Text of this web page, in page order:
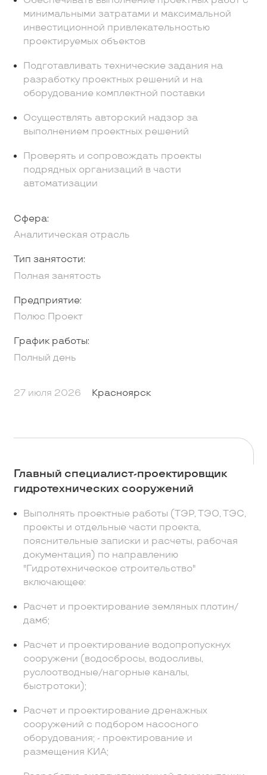
минимальными затратами и максимальной
инвестиционной привлекательностью
проектируемых объектов
Подготавливать технические задания на
разработку проектных решений и на
оборудование комплектной поставки
Осуществлять авторский надзор за
выполнением проектных решений
Проверять и сопровождать проекты
подрядных организаций в части
автоматизации
Сфера:
Аналитическая отрасль
Тип занятости:
Полная занятость
Предприятие:
Полюс Проект
График работы:
Полный день
27 июля 2026 Красноярск
Главный специалист-проектировщик
гидротехнических сооружений
Выполнять проектные работы (ТЭР, ТЭО, ТЭС,
проекты и отдельные части проекта,
пояснительные записки и расчеты, рабочая
документация) по направлению
"Гидротехническое строительство"
включающее:
Расчет и проектирование земляных плотин/
дамб;
Расчет и проектирование водопропускнух
сооружени (водосбросы, водосливы,
руслоотводные/нагорные каналы,
быстротоки);
Расчет и проектирование дренажных
сооружений с подбором насосного
оборудования; - проектирование и
размещения КИА;